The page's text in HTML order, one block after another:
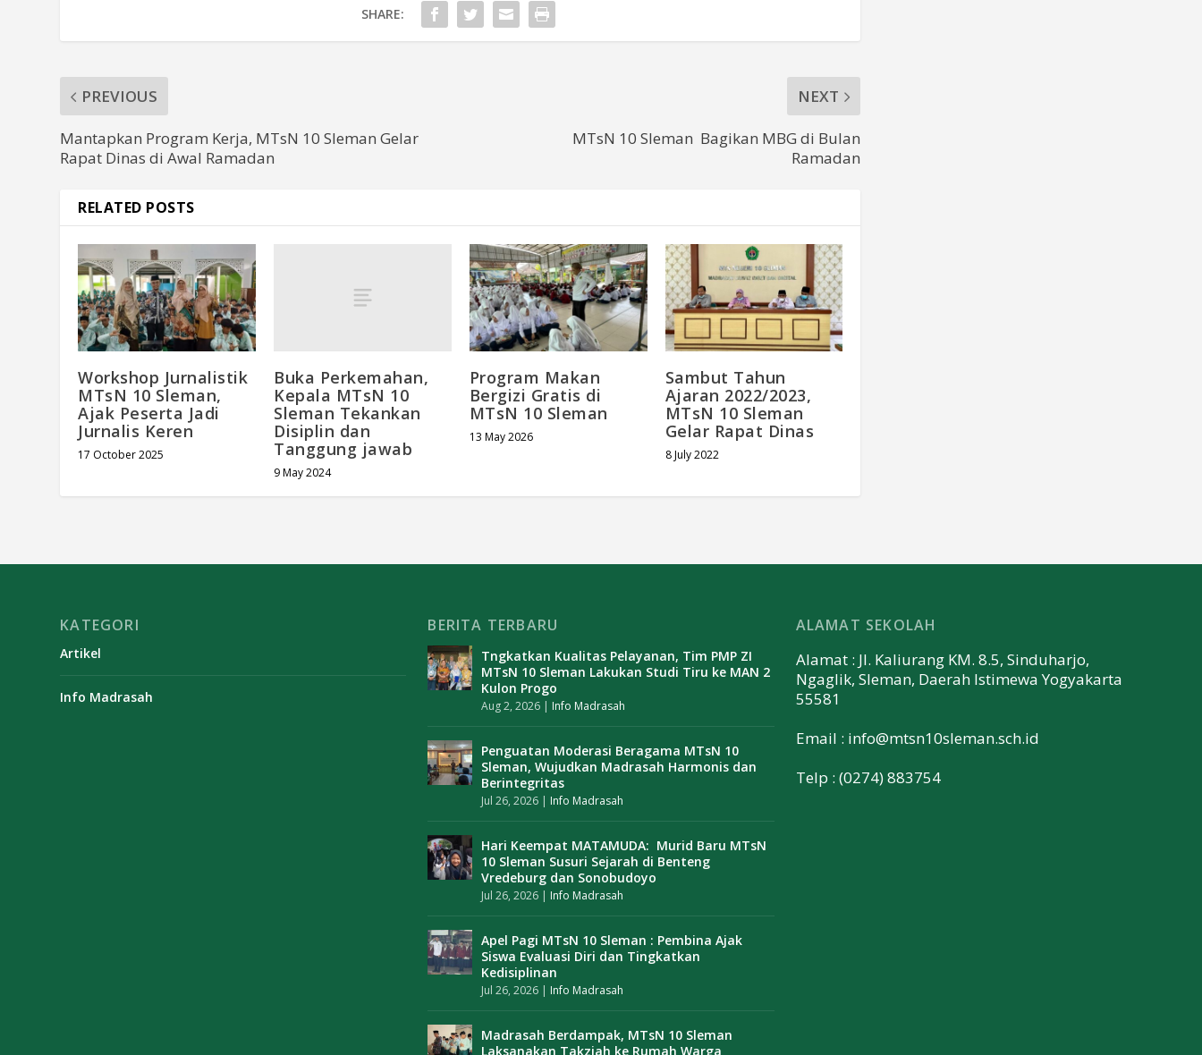
SHARE:
PREVIOUS
Mantapkan Program Kerja, MTsN 10 Sleman Gelar
Rapat Dinas di Awal Ramadan
NEXT
MTsN 10 Sleman Bagikan MBG di Bulan
Ramadan
RELATED POSTS
Workshop Jurnalistik
MTsN 10 Sleman,
Ajak Peserta Jadi
Jurnalis Keren
17 October 2025
Buka Perkemahan,
Kepala MTsN 10
Sleman Tekankan
Disiplin dan
Tanggung jawab
9 May 2024
Program Makan
Bergizi Gratis di
MTsN 10 Sleman
13 May 2026
Sambut Tahun
Ajaran 2022/2023,
MTsN 10 Sleman
Gelar Rapat Dinas
8 July 2022
KATEGORI
Artikel
Info Madrasah
BERITA TERBARU
Tngkatkan Kualitas Pelayanan, Tim PMP ZI
MTsN 10 Sleman Lakukan Studi Tiru ke MAN 2
Kulon Progo
Aug 2, 2026 | Info Madrasah
Penguatan Moderasi Beragama MTsN 10
Sleman, Wujudkan Madrasah Harmonis dan
Berintegritas
Jul 26, 2026 | Info Madrasah
Hari Keempat MATAMUDA: Murid Baru MTsN
10 Sleman Susuri Sejarah di Benteng
Vredeburg dan Sonobudoyo
Jul 26, 2026 | Info Madrasah
Apel Pagi MTsN 10 Sleman : Pembina Ajak
Siswa Evaluasi Diri dan Tingkatkan
Kedisiplinan
Jul 26, 2026 | Info Madrasah
Madrasah Berdampak, MTsN 10 Sleman
Laksanakan Takziah ke Rumah Warga
ALAMAT SEKOLAH
Alamat : Jl. Kaliurang KM. 8.5, Sinduharjo,
Ngaglik, Sleman, Daerah Istimewa Yogyakarta
55581
Email : info@mtsn10sleman.sch.id
Telp : (0274) 883754